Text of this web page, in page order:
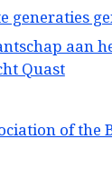
generaties
aan
Quast
of the